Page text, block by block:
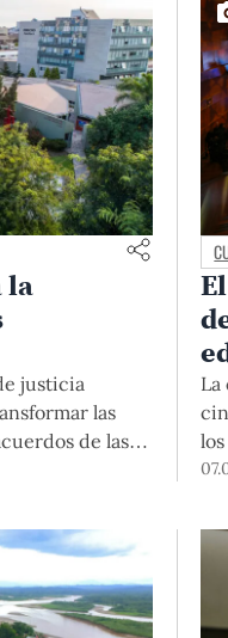
la
justicia
las
de las